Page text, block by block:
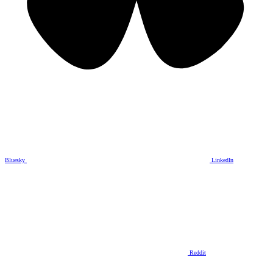
Bluesky LinkedIn
Reddit